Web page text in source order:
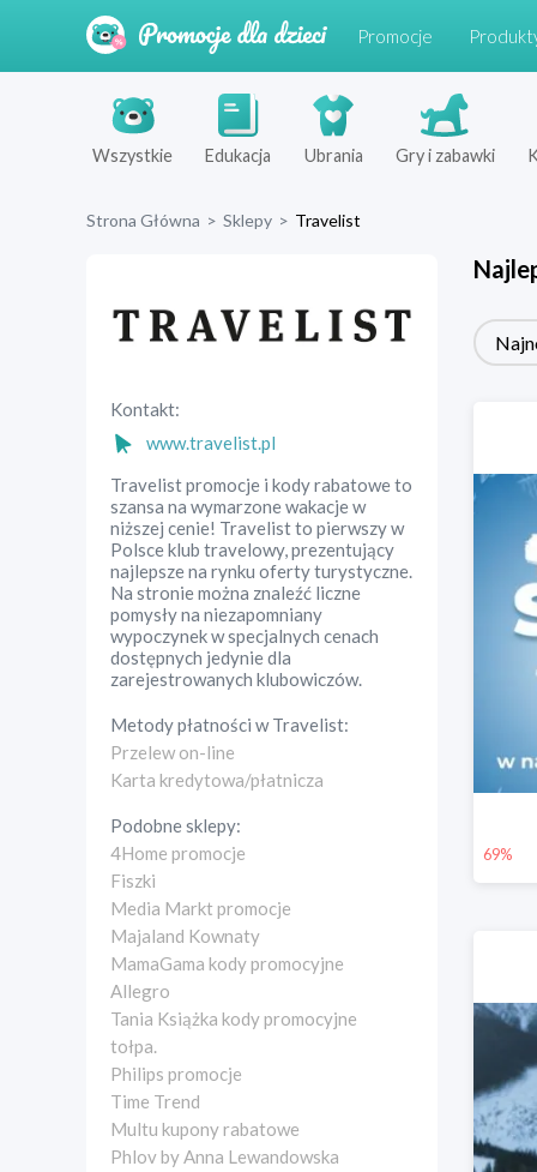
Promocje
Wszystkie Edukacja Ubrania Gry i zabawki
Strona Główna > Sklepy > Travelist
Kontakt:
www.travelist.pl
Travelist promocje i kody rabatowe to
szansa na wymarzone wakacje w
niższej cenie! Travelist to pierwszy w
Polsce klub travelowy, prezentujący
najlepsze na rynku oferty turystyczne.
Na stronie można znaleźć liczne
pomysły na niezapomniany
wypoczynek w specjalnych cenach
dostępnych jedynie dla
zarejestrowanych klubowiczów.
Metody płatności wTravelist:
Przelew on-line
Karta kredytowa/płatnicza
Podobne sklepy:
4Home promocje
Fiszki
Media Markt promocje
Majaland Kownaty
MamaGama kody promocyjne
Allegro
Tania Książka kody promocyjne
tołpa.
Philips promocje
Time Trend
Multu kupony rabatowe
Phlov by Anna Lewandowska
69%